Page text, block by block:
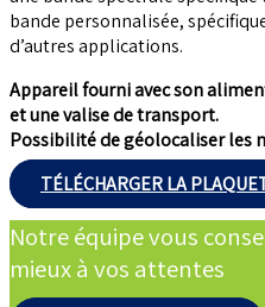
bande personnalisée,
d’autres applications.
Appareil fourni avec son
et une valise de transport.
Possibilité de géolocaliser les
TÉLÉCHARGER LA
Notre équipe vous
mieux à vos attentes